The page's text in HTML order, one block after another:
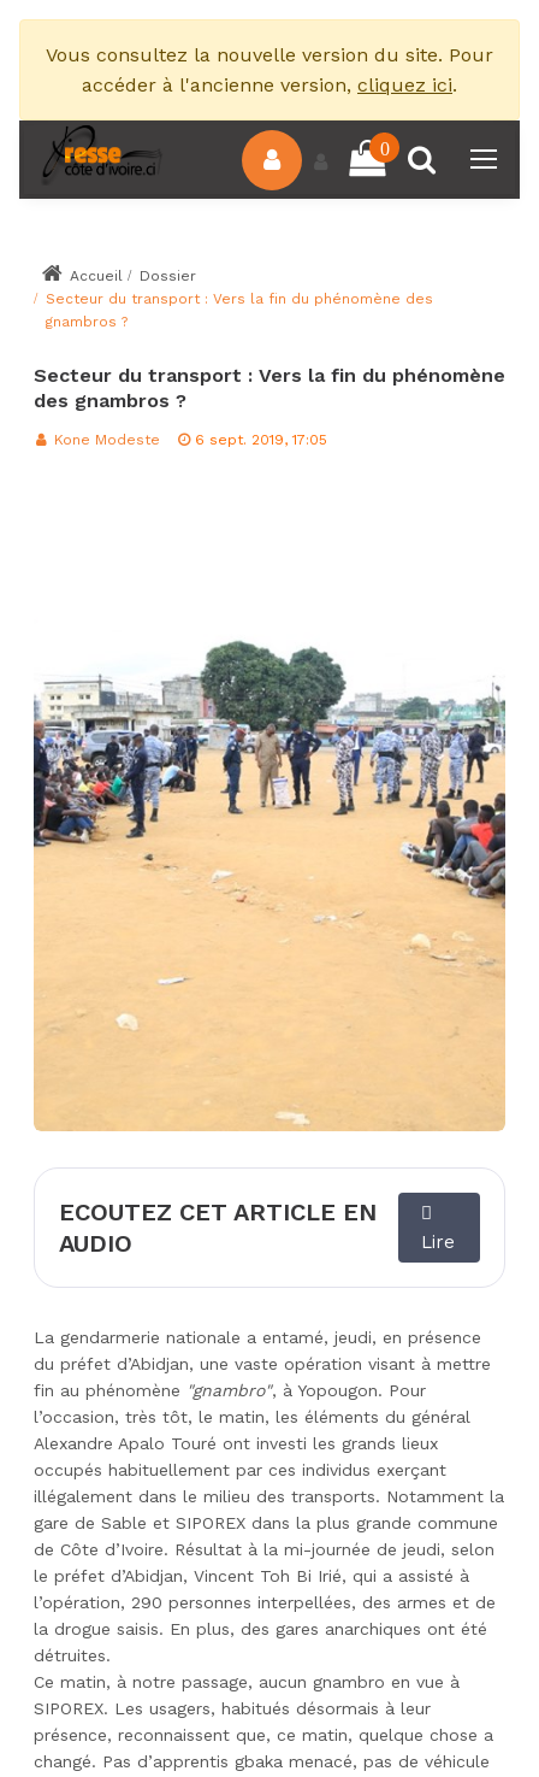
Vous consultez la nouvelle version du site. Pour
accéder à l'ancienne version, cliquez ici.
0
Accueil
Dossier
Secteur du transport : Vers la fin du phénomène des
gnambros ?
Secteur du transport : Vers la fin du phénomène
des gnambros ?
Kone Modeste 6 sept. 2019, 17:05
ECOUTEZ CET ARTICLE EN
AUDIO
Lire
La gendarmerie nationale a entamé, jeudi, en présence
du préfet d’Abidjan, une vaste opération visant à mettre
fin au phénomène "gnambro", à Yopougon. Pour
l’occasion, très tôt, le matin, les éléments du général
Alexandre Apalo Touré ont investi les grands lieux
occupés habituellement par ces individus exerçant
illégalement dans le milieu des transports. Notamment la
gare de Sable et SIPOREX dans la plus grande commune
de Côte d’Ivoire. Résultat à la mi-journée de jeudi, selon
le préfet d’Abidjan, Vincent Toh Bi Irié, qui a assisté à
l’opération, 290 personnes interpellées, des armes et de
la drogue saisis. En plus, des gares anarchiques ont été
détruites.
Ce matin, à notre passage, aucun gnambro en vue à
SIPOREX. Les usagers, habitués désormais à leur
présence, reconnaissent que, ce matin, quelque chose a
changé. Pas d’apprentis gbaka menacé, pas de véhicule